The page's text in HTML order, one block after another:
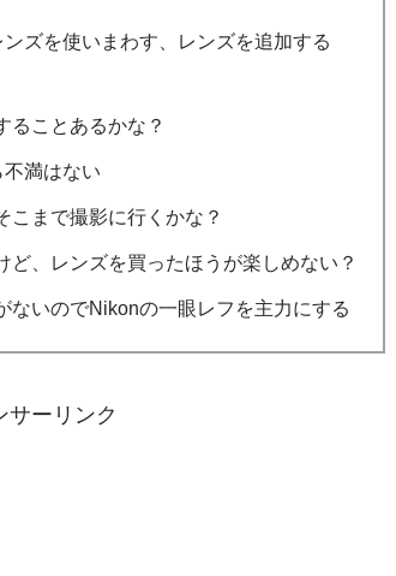
ズを使いまわす、レンズを追加する
ることあるかな？
満はない
こまで撮影に行くかな？
ど、レンズを買ったほうが楽しめない？
ないのでNikonの一眼レフを主力にする
サーリンク